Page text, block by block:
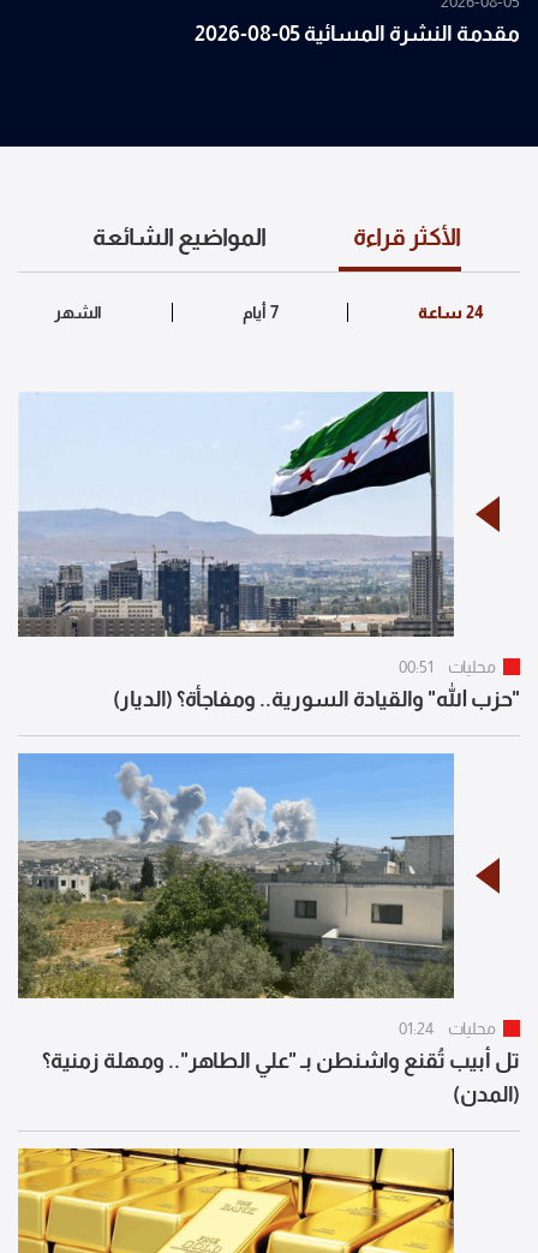
مقدمة النشرة المسائية 05-08-2026
الأكثر قراءة المواضيع الشائعة
محليات 00:51
"حزب الله" والقيادة السورية.. ومفاجأة؟ (الديار)
محليات 01:24
تل أبيب تُقنع واشنطن بـ "علي الطاهر".. ومهلة زمنية؟
(المدن)